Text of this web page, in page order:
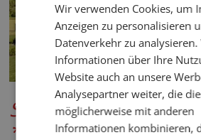
Schneeberg - Family
****
Wir verwenden Cookies, um
Anzeigen zu personalisieren
Datenverkehr zu analysieren.
Informationen über Ihre
Website auch an unsere
Analysepartner weiter, die
möglicherweise mit anderen
Informationen kombinieren,